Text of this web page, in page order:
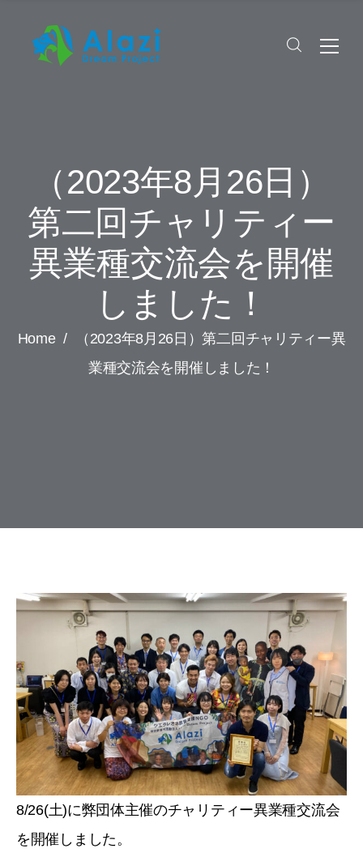
（2023年8月26日）
第二回チャリティー
異業種交流会を開催
しました！
Home /
（2023年8月26日）第二回チャリティー異
業種交流会を開催しました！
8/26(土)に弊団体主催のチャリティー異業種交流会
を開催しました。